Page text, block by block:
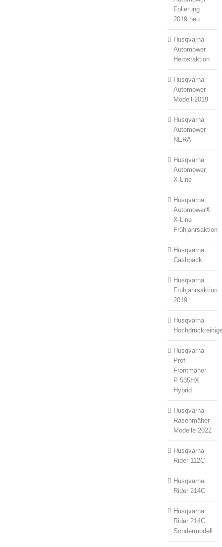
Folierung
2019 neu
Husqvarna
Automower
Herbstaktion
Husqvarna
Automower
Modell 2019
Husqvarna
Automower
NERA
Husqvarna
Automower
X-Line
Husqvarna
Automower®
X-Line
Frühjahrsaktion
Husqvarna
Cashback
Husqvarna
Frühjahrsaktion
2019
Husqvarna
Husqvarna
Profi
Frontmäher
P 535HX
Hybrid
Husqvarna
Rasenmäher
Modelle 2022
Husqvarna
Rider 112C
Husqvarna
Rider 214C
Husqvarna
Rider 214C
Sondermodell